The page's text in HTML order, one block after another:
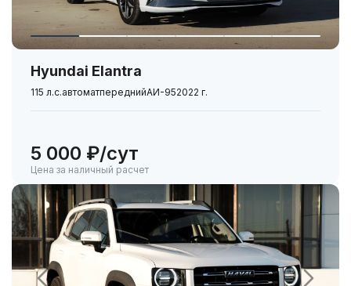
Дополнительное оснащение
Полноразмерное запасное колесо
Держатель для телефона
Универсальное зарядное устройство для смартфонов
Hyundai Elantra
115 л.с.автоматпереднийАИ-952022 г.
5 000 ₽/сут
Цена за наличный расчет